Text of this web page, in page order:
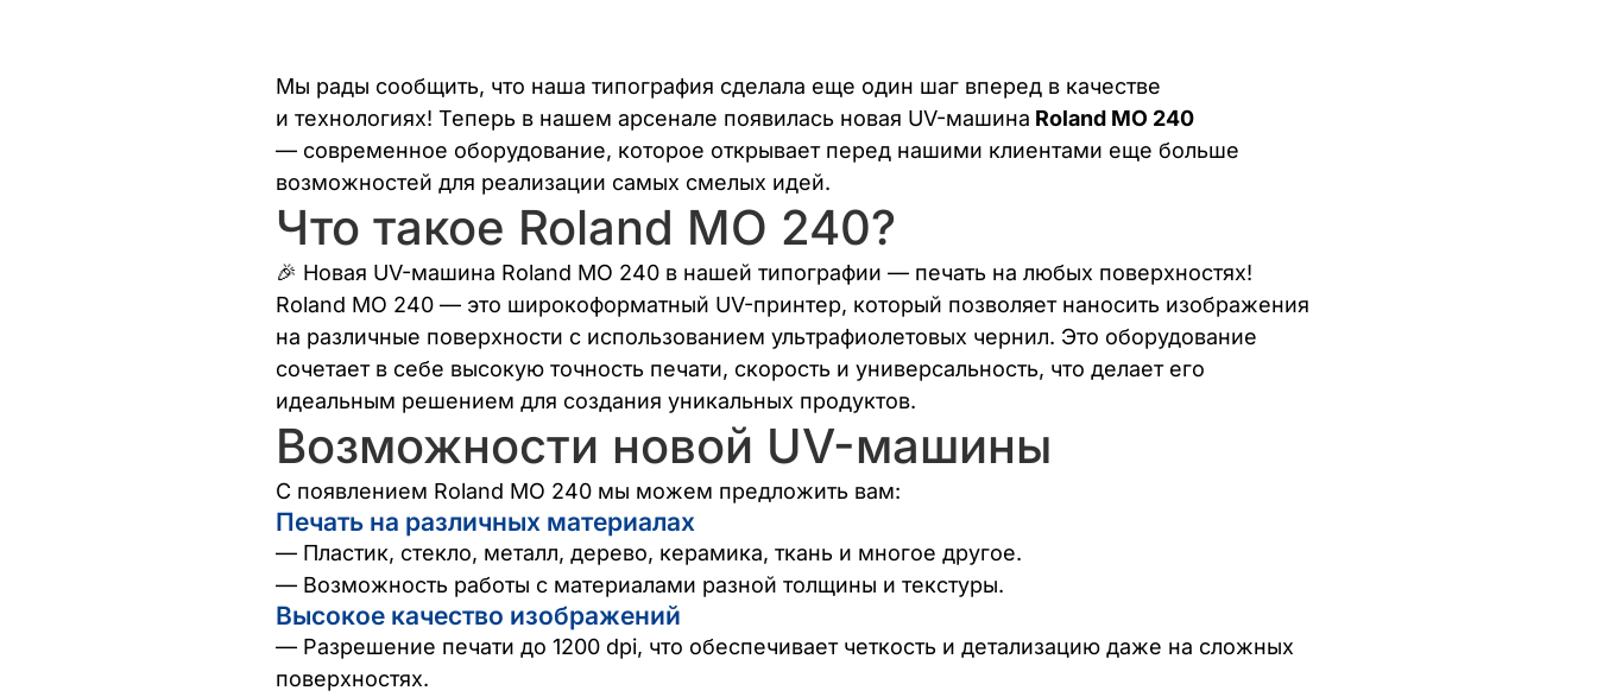
Мы рады сообщить, что наша типография сделала еще один шаг вперед в качестве
и технологиях! Теперь в нашем арсенале появилась новая UV-машина Roland MO 240
— современное оборудование, которое открывает перед нашими клиентами еще больше
возможностей для реализации самых смелых идей.
Что такое Roland MO 240?
🎉 Новая UV-машина Roland MO 240 в нашей типографии — печать на любых поверхностях!
Roland MO 240 — это широкоформатный UV-принтер, который позволяет наносить изображения
на различные поверхности с использованием ультрафиолетовых чернил. Это оборудование
сочетает в себе высокую точность печати, скорость и универсальность, что делает его
идеальным решением для создания уникальных продуктов.
Возможности новой UV-машины
С появлением Roland MO 240 мы можем предложить вам:
Печать на различных материалах
— Пластик, стекло, металл, дерево, керамика, ткань и многое другое.
— Возможность работы с материалами разной толщины и текстуры.
Высокое качество изображений
— Разрешение печати до 1200 dpi, что обеспечивает четкость и детализацию даже на сложных
поверхностях.